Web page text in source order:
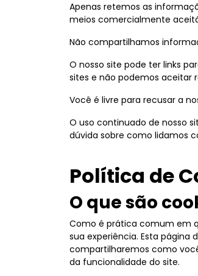
Apenas retemos as
meios comercialmente
Não compartilhamos
O nosso site pode ter links
sites e não podemos aceitar
Você é livre para recusar a
O uso continuado de nosso
dúvida sobre como lidamos
Política de
O que são
Como é prática comum em
sua experiência. Esta página
compartilharemos como
da funcionalidade do site.